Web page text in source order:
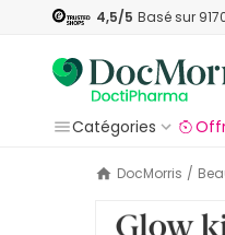
4,5/5 Basé sur
Catégories
DocMorris /